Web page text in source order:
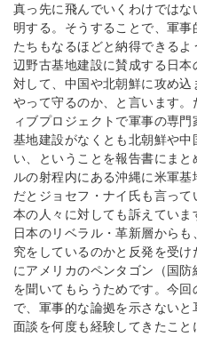
真っ先に飛んでいくわけでは
明する。そうすることで、軍
たちもなるほどと納得できるよ
辺野古基地建設に賛成する日
対して、中国や北朝鮮に攻め
やって守るのか、と言います
ィブプロジェクトで軍事の専
基地建設がなくとも北朝鮮や
い、ということを報告書にま
ルの射程内にある沖縄に米軍
だとジョセフ・ナイ氏も言っ
本の人々に対しても訴えていま
日本のリベラル・革新層から
究をしているのかと反発を受
にアメリカのペンタゴン（国
を聞いてもらうためです。今
で、軍事的な論拠を示さない
面談を何度も経験してきたこと